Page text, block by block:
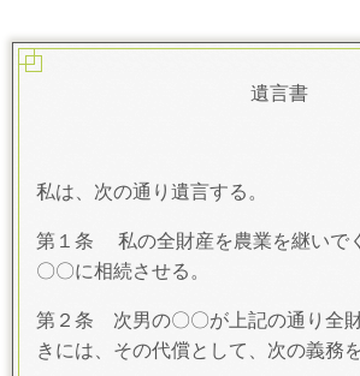
遺言書
私は、次の通り遺言する。
第１条 私の全財産を農業を継いで
〇〇に相続させる。
第２条 次男の〇〇が上記の通り全
きには、その代償として、次の義務